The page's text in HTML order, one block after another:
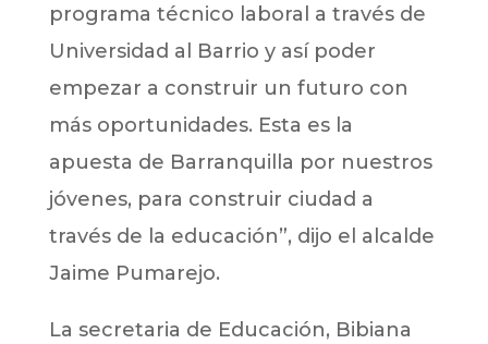
programa técnico laboral a través de
Universidad al Barrio y así poder
empezar a construir un futuro con
más oportunidades. Esta es la
apuesta de Barranquilla por nuestros
jóvenes, para construir ciudad a
través de la educación”, dijo el alcalde
Jaime Pumarejo.
La secretaria de Educación, Bibiana